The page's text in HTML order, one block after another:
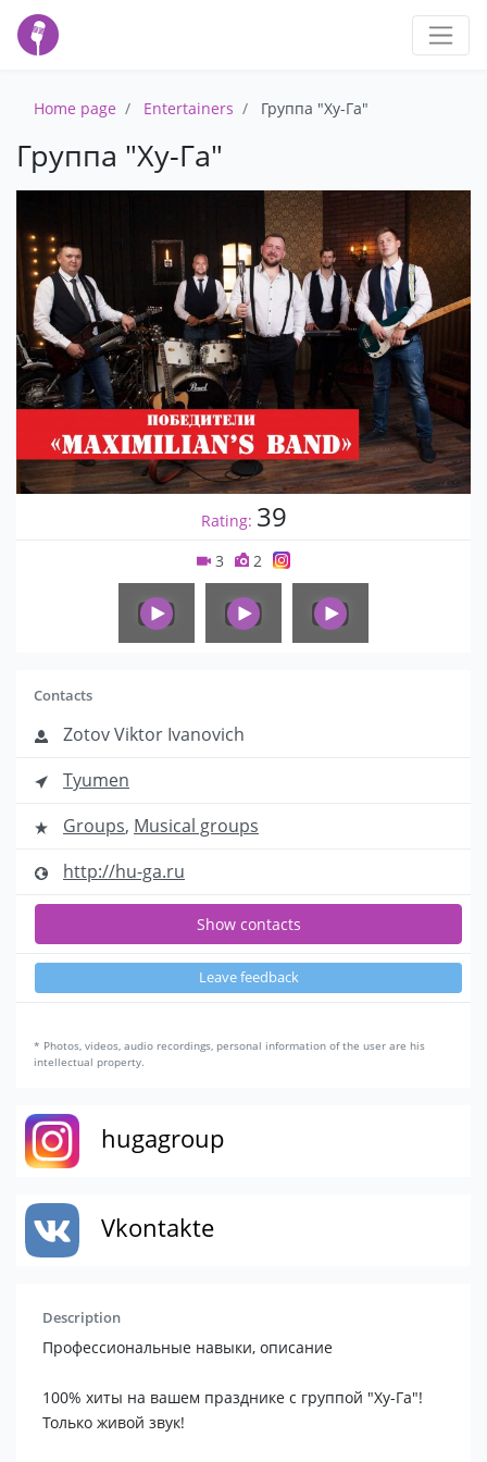
Home page Entertainers Группа "Ху-Га"
Группа "Ху-Га"
Rating: 39
3 2
Contacts
Zotov Viktor Ivanovich
Tyumen
Groups, Musical groups
http://hu-ga.ru
Show contacts
Leave feedback
* Photos, videos, audio recordings, personal information of the user are his
intellectual property.
hugagroup
Vkontakte
Description
Профессиональные навыки, описание
100% хиты на вашем празднике с группой "Ху-Га"!
Только живой звук!